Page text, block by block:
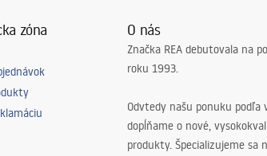
zóna O nás
Značka REA debutovala na
roku 1993.
Odvtedy našu ponuku podľa
dopĺňame o nové,
produkty. Špecializujeme sa